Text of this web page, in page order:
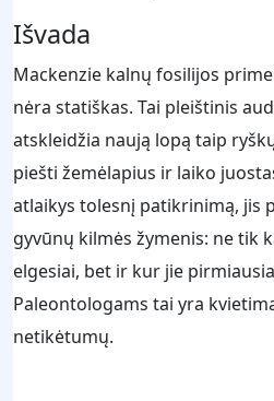
Išvada
Mackenzie kalnų fosilijos
nėra statiškas. Tai pleištinis
atskleidžia naują lopą taip
piešti žemėlapius ir laiko
atlaikys tolesnį patikrinimą, jis
gyvūnų kilmės žymenis: ne tik
elgesiai, bet ir kur jie
Paleontologams tai yra
netikėtumų.